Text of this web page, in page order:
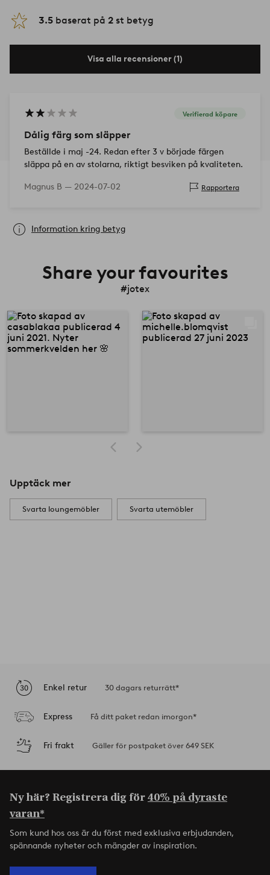
3.5 baserat på 2 st betyg
Visa alla recensioner (1)
Verifierad köpare
Dålig färg som släpper
Beställde i maj -24. Redan efter 3 v började färgen
släppa på en av stolarna, riktigt besviken på kvaliteten.
Magnus B — 2024-07-02 Rapportera
Information kring betyg
Share your favourites
#jotex
Upptäck mer
Svarta loungemöbler Svarta utemöbler
Enkel retur 30 dagars returrätt*
Express Få ditt paket redan imorgon*
Fri frakt Gäller för postpaket över 649 SEK
Ny här? Registrera dig för40% på dyraste
varan*
Som kund hos oss är du först med exklusiva erbjudanden,
spännande nyheter och mängder av inspiration.